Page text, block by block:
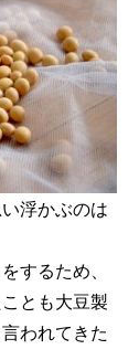
浮かぶのは
するため、
とも大豆製
われてきた